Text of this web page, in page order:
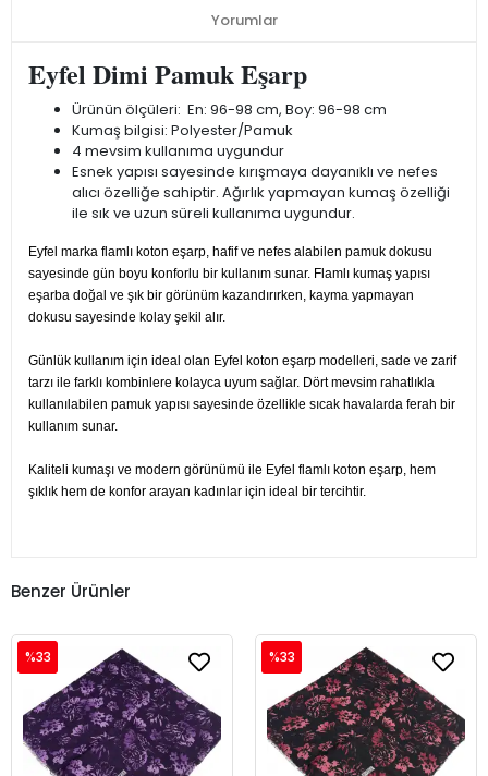
Yorumlar
Eyfel Dimi Pamuk Eşarp
Ürünün ölçüleri: En: 96-98 cm, Boy: 96-98 cm
Kumaş bilgisi: Polyester/Pamuk
4 mevsim kullanıma uygundur
Esnek yapısı sayesinde kırışmaya dayanıklı ve nefes
alıcı özelliğe sahiptir. Ağırlık yapmayan kumaş özelliği
ile sık ve uzun süreli kullanıma uygundur.
Eyfel marka flamlı koton eşarp, hafif ve nefes alabilen pamuk dokusu
sayesinde gün boyu konforlu bir kullanım sunar. Flamlı kumaş yapısı
eşarba doğal ve şık bir görünüm kazandırırken, kayma yapmayan
dokusu sayesinde kolay şekil alır.
Günlük kullanım için ideal olan Eyfel koton eşarp modelleri, sade ve zarif
tarzı ile farklı kombinlere kolayca uyum sağlar. Dört mevsim rahatlıkla
kullanılabilen pamuk yapısı sayesinde özellikle sıcak havalarda ferah bir
kullanım sunar.
Kaliteli kumaşı ve modern görünümü ile Eyfel flamlı koton eşarp, hem
şıklık hem de konfor arayan kadınlar için ideal bir tercihtir.
Benzer Ürünler
%33 %33